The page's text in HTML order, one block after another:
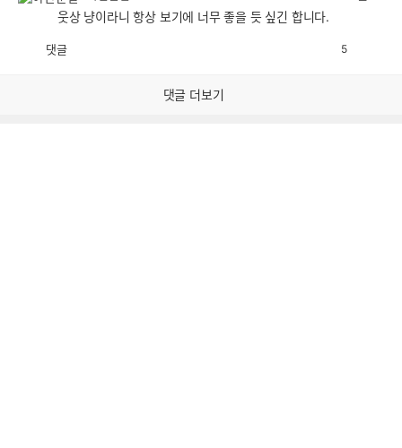
웃상 냥이라니 항상 보기에 너무 좋을 듯 싶긴 합니다.
댓글 5
댓글 더보기